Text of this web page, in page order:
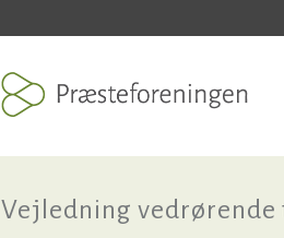
Vejledning